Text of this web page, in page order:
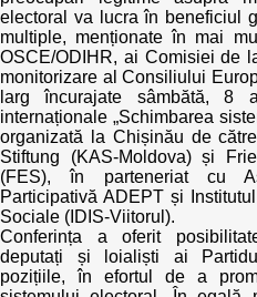
Transparența întreprinderilor
Cele mai bune și cele mai
Moldova
Democrația, independența și
publice-cheie din Moldova
Achiziții publice
Achizițiile publice în vizorul
electoral va lucra în beneficiul
multiple, menționate în mai
OSCE/ODIHR, ai Comisiei de
monitorizare al Consiliului
larg încurajate sâmbătă, 8
internaționale „Schimbarea
organizată la Chișinău de
Stiftung (KAS-Moldova) și
(FES), în parteneriat cu
Participativă ADEPT și
Sociale (IDIS-Viitorul).
Conferința a oferit
deputați și loialiști ai
pozițiile, în efortul de a